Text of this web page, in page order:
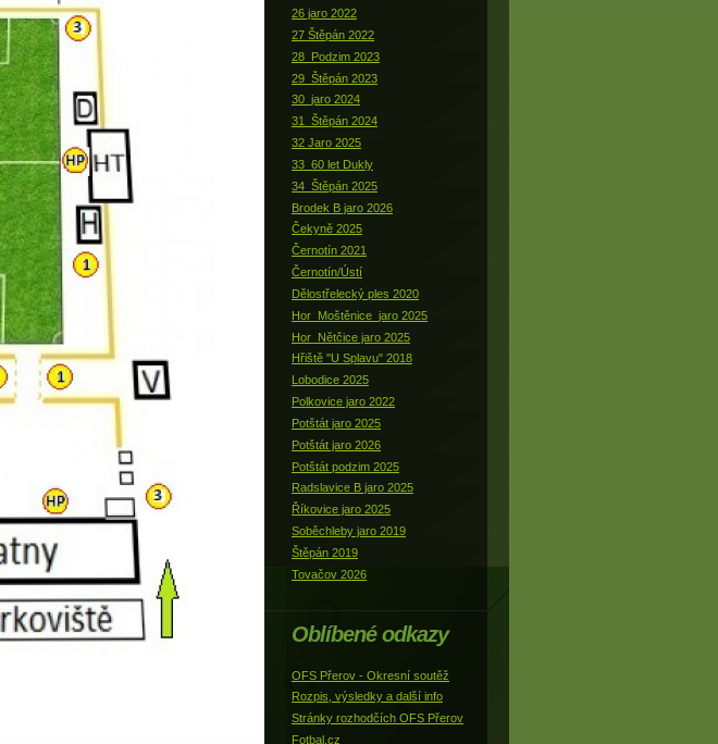
26 jaro 2022
27 Štěpán 2022
28_Podzim 2023
29_Štěpán 2023
30_jaro 2024
31_Štěpán 2024
32 Jaro 2025
33_60 let Dukly
34_Štěpán 2025
Brodek B jaro 2026
Čekyně 2025
Černotín 2021
Černotín/Ústí
Dělostřelecký ples 2020
Hor_Moštěnice_jaro 2025
Hor_Nětčice jaro 2025
Hřiště "U Splavu" 2018
Lobodice 2025
Polkovice jaro 2022
Potštát jaro 2025
Potštát jaro 2026
Potštát podzim 2025
Radslavice B jaro 2025
Říkovice jaro 2025
Soběchleby jaro 2019
Štěpán 2019
Tovačov 2026
Oblíbené odkazy
OFS Přerov - Okresní soutěž
Rozpis, výsledky a další info
Stránky rozhodčích OFS Přerov
Fotbal.cz